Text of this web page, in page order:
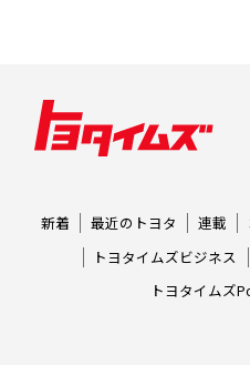
新着 最近のトヨタ 連載
トヨタイムズビジネス
トヨタイムズ